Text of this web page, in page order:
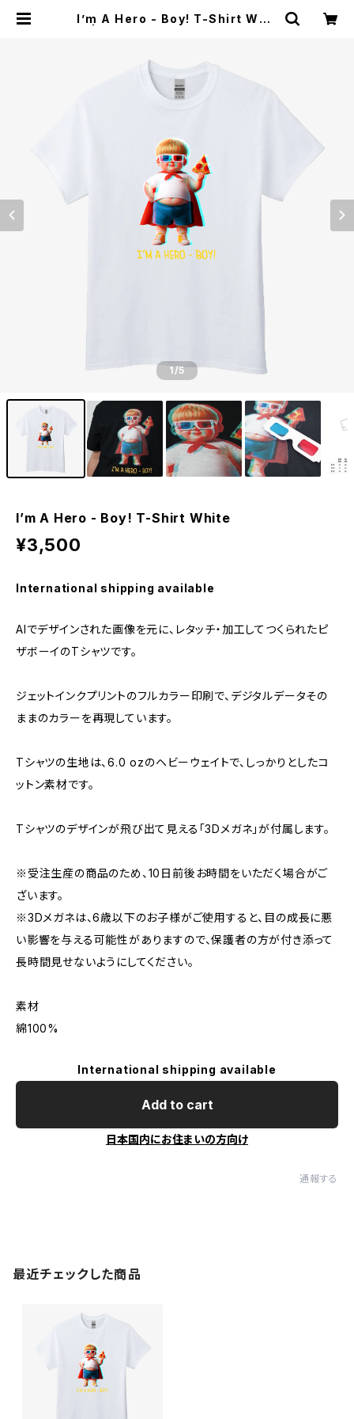
I’m A Hero - Boy! T-Shirt Whit
1/5
I’m A Hero - Boy! T-Shirt White
¥3,500
International shipping available
AIでデザインされた画像を元に、レタッチ・加工してつくられたピ
ザボーイのTシャツです。
ジェットインクプリントのフルカラー印刷で、デジタルデータその
ままのカラーを再現しています。
Tシャツの生地は、6.0 ozのヘビーウェイトで、しっかりとしたコ
ットン素材です。
Tシャツのデザインが飛び出て見える「3Dメガネ」が付属します。
※受注生産の商品のため、10日前後お時間をいただく場合がご
ざいます。
※3Dメガネは、6歳以下のお子様がご使用すると、目の成長に悪
い影響を与える可能性がありますので、保護者の方が付き添って
長時間見せないようにしてください。
素材
綿100%
International shipping available
Add to cart
日本国内にお住まいの方向け
通報する
最近チェックした商品